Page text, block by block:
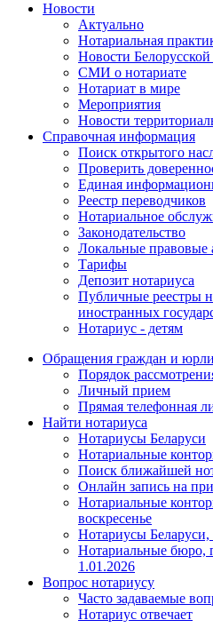
Новости
Актуально
Нотариальная
Новости
СМИ о нотариате
Нотариат в мире
Мероприятия
Новости
Справочная информация
Поиск открытого
Проверить
Единая
Реестр переводчиков
Нотариальное
Законодательство
Локальные
Тарифы
Депозит нотариуса
Публичные реестры
иностранных
Нотариус - детям
Обращения граждан и
Порядок
Личный прием
Прямая телефонная
Найти нотариуса
Нотариусы Беларуси
Нотариальные
Поиск ближайшей
Онлайн запись на
Нотариальные
воскресенье
Нотариусы Беларуси,
Нотариальные бюро,
1.01.2026
Вопрос нотариусу
Часто задаваемые
Нотариус отвечает